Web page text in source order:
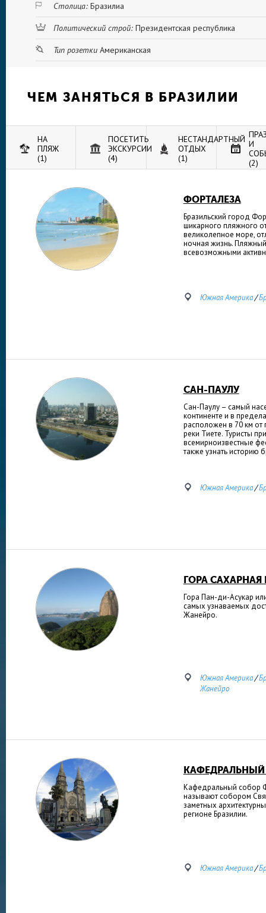
Столица: Бразилиа
Политический строй: Президентская республика
Тип розетки Американская
ЧЕМ ЗАНЯТЬСЯ В БРАЗИЛИИ
НА
ПЛЯЖ
(1)
ПОСЕТИТЬ
ЭКСКУРСИИ
(4)
НЕСТАНДАРТНЫЙ
ОТДЫХ
(1)
И
(2)
ФОРТАЛЕЗА
Бразильский город
шикарного пляжного
великолепное море,
ночная жизнь.
всевозможными
Южная Америка/
САН-ПАУЛУ
Сан-Паулу – самый
континенте и в
расположен в 70 км от
реки Тиете. Туристы
всемирноизвестные
также узнать историю
Южная Америка/
ГОРА САХАРНАЯ
Гора Пан-ди-Асукар
самых узнаваемых
Жанейро.
Южная Америка/
Жанейро
Кафедральный собор
называют собором
заметных
регионе Бразилии.
Южная Америка/